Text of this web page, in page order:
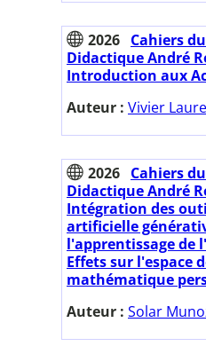
2026 Cahiers
Didactique André
Introduction aux
Auteur : Vivier
2026 Cahiers
Didactique André
Intégration des
artificielle
l'apprentissage de
Effets sur l'espace
mathématique
Auteur : Solar